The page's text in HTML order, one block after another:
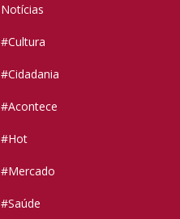
Notícias
#Cultura
#Cidadania
#Acontece
#Hot
#Mercado
#Saúde